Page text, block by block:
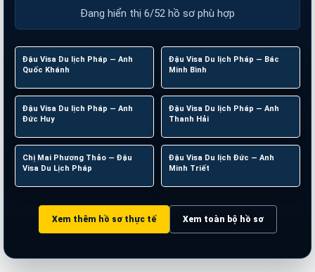
Đang hiển thị 6/52 hồ sơ phù hợp
Pháp
Đậu Visa Du lịch Pháp — Anh
Quốc Khánh
Pháp
Đậu Visa Du lịch Pháp — Bác
Minh Bình
Pháp
Đậu Visa Du lịch Pháp — Anh
Đức Huy
Pháp
Đậu Visa Du lịch Pháp — Anh
Thanh Hải
Pháp
Chị Mai Phương Thảo — Đậu
Visa Du Lịch Pháp
Đậu Visa Du lịch Đức — Anh
Minh Triết
Xem thêm hồ sơ thực tế Xem toàn bộ hồ sơ